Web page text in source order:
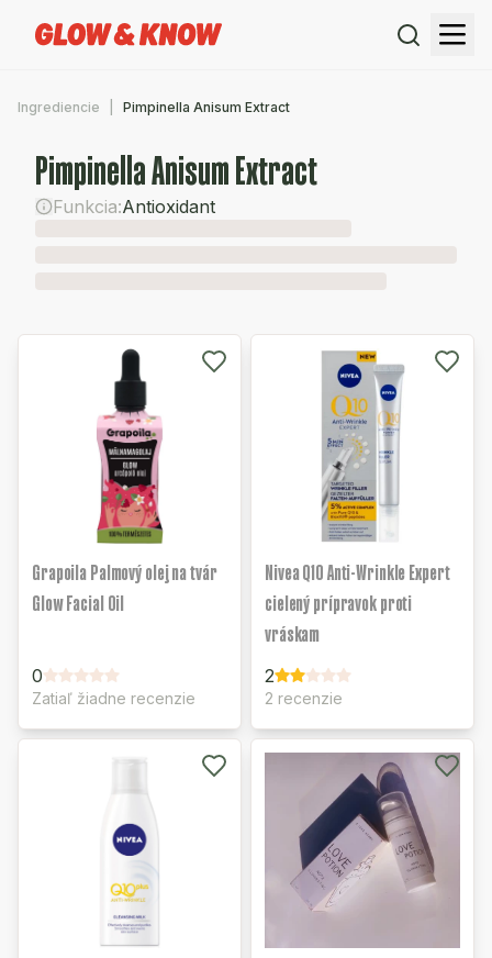
Ingrediencie Pimpinella Anisum Extract
Pimpinella Anisum Extract
Funkcia:Antioxidant
Grapoila Palmový olej na tvár
Glow Facial Oil
0
Zatiaľ žiadne recenzie
Nivea Q10 Anti-Wrinkle Expert
cielený prípravok proti
vráskam
2
2 recenzie